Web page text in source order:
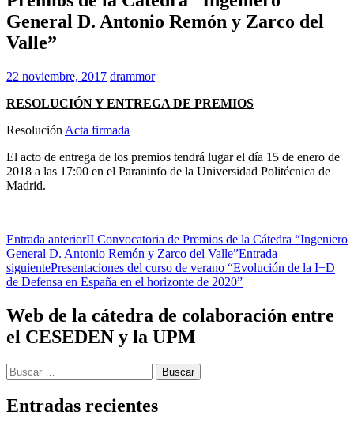
General D. Antonio Remón y Zarco del
Valle”
22 noviembre, 2017 drammor
RESOLUCIÓN Y ENTREGA DE PREMIOS
Resolución Acta firmada
El acto de entrega de los premios tendrá lugar el día 15 de enero de
2018 a las 17:00 en el Paraninfo de la Universidad Politécnica de
Madrid.
Navegación
de
entradas
Entrada anteriorII Convocatoria de Premios de la Cátedra “Ingeniero
General D. Antonio Remón y Zarco del Valle”Entrada
siguientePresentaciones del curso de verano “Evolución de la I+D
de Defensa en España en el horizonte de 2020”
Web de la cátedra de colaboración entre
el CESEDEN y la UPM
Buscar:
Entradas recientes